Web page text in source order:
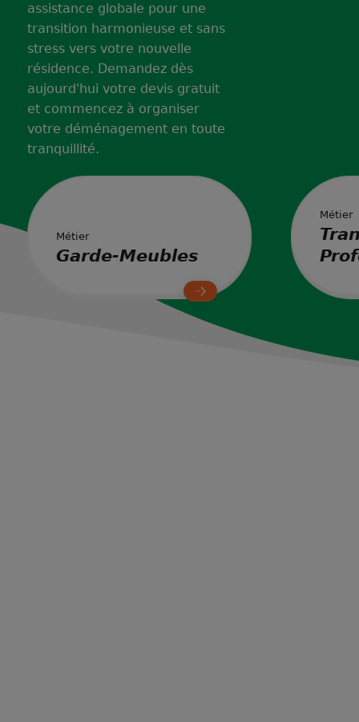
assistance globale pour une
transition harmonieuse et sans
stress vers votre nouvelle
résidence. Demandez dès
aujourd'hui votre devis gratuit
et commencez à organiser
votre déménagement en toute
tranquillité.
Métier
Garde-Meubles
Métier